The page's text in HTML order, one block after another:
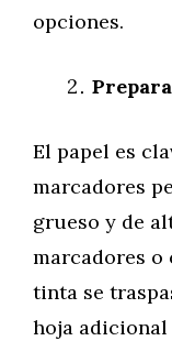
opciones.
El papel es
marcadores
grueso y de
marcadores o
tinta se
hoja adicional